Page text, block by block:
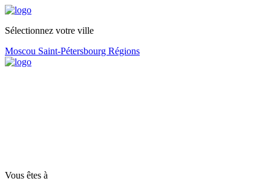
Sélectionnez votre ville
Moscou Saint-Pétersbourg Régions
Vous êtes à